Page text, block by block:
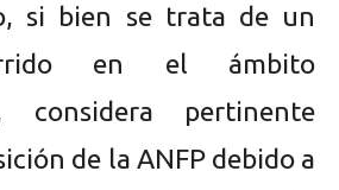
si bien se trata de un
en el ámbito
considera pertinente
de la ANFP debido a